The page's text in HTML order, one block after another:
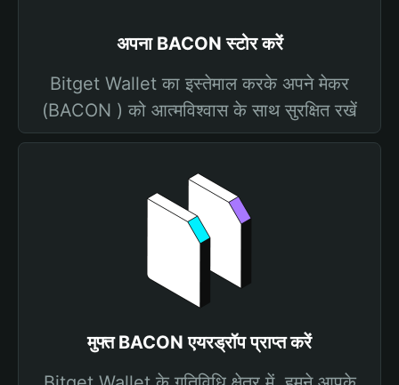
अपना BACON स्टोर करें
Bitget Wallet का इस्तेमाल करके अपने मेकर
(BACON ) को आत्मविश्वास के साथ सुरक्षित रखें
मुफ्त BACON एयरड्रॉप प्राप्त करें